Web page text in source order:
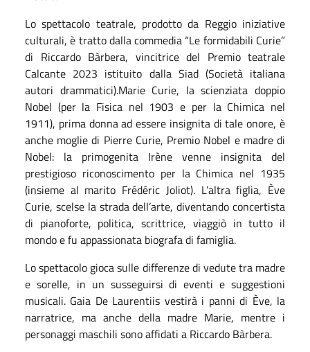
Lo spettacolo teatrale, prodotto da Reggio iniziative
culturali, è tratto dalla commedia “Le formidabili Curie”
di Riccardo Bàrbera, vincitrice del Premio teatrale
Calcante 2023 istituito dalla Siad (Società italiana
autori drammatici).Marie Curie, la scienziata doppio
Nobel (per la Fisica nel 1903 e per la Chimica nel
1911), prima donna ad essere insignita di tale onore, è
anche moglie di Pierre Curie, Premio Nobel e madre di
Nobel: la primogenita Irène venne insignita del
prestigioso riconoscimento per la Chimica nel 1935
(insieme al marito Frédéric Joliot). L’altra figlia, Ève
Curie, scelse la strada dell’arte, diventando concertista
di pianoforte, politica, scrittrice, viaggiò in tutto il
mondo e fu appassionata biografa di famiglia.
Lo spettacolo gioca sulle differenze di vedute tra madre
e sorelle, in un susseguirsi di eventi e suggestioni
musicali. Gaia De Laurentiis vestirà i panni di Ève, la
narratrice, ma anche della madre Marie, mentre i
personaggi maschili sono affidati a Riccardo Bàrbera.